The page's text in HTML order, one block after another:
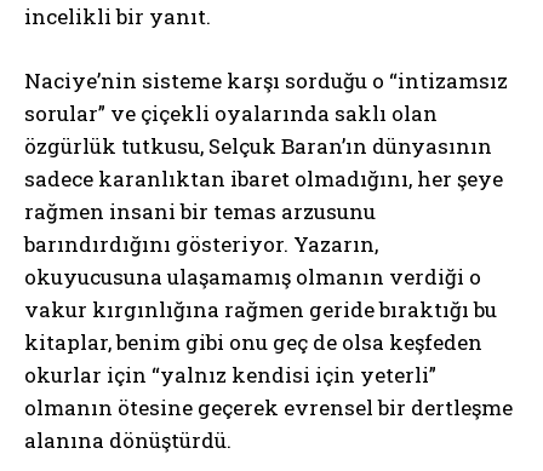
incelikli bir yanıt.
Naciye’nin sisteme karşı sorduğu o “intizamsız
sorular” ve çiçekli oyalarında saklı olan
özgürlük tutkusu, Selçuk Baran’ın dünyasının
sadece karanlıktan ibaret olmadığını, her şeye
rağmen insani bir temas arzusunu
barındırdığını gösteriyor. Yazarın,
okuyucusuna ulaşamamış olmanın verdiği o
vakur kırgınlığına rağmen geride bıraktığı bu
kitaplar, benim gibi onu geç de olsa keşfeden
okurlar için “yalnız kendisi için yeterli”
olmanın ötesine geçerek evrensel bir dertleşme
alanına dönüştürdü.